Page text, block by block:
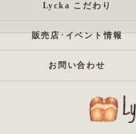
Lycka こだわり
販売店･イベント情報
お問い合わせ